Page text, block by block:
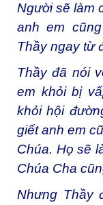
Người sẽ làm
anh em
Thầy ngay từ
Thầy đã nói
em khỏi bị
khỏi hội
giết anh em
Chúa. Họ sẽ
Chúa Cha
Nhưng Thầy